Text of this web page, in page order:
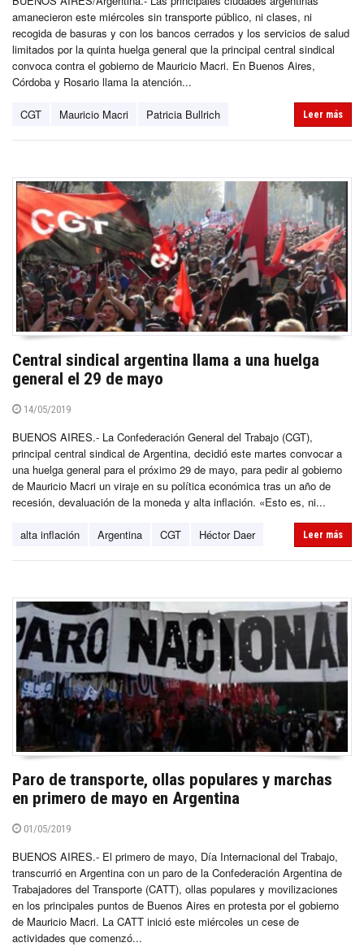
amanecieron este miércoles sin transporte público, ni clases, ni
recogida de basuras y con los bancos cerrados y los servicios de salud
limitados por la quinta huelga general que la principal central sindical
convoca contra el gobierno de Mauricio Macri. En Buenos Aires,
Córdoba y Rosario llama la atención...
CGT Mauricio Macri Patricia Bullrich Leer más
Central sindical argentina llama a una huelga
general el 29 de mayo
14/05/2019
BUENOS AIRES.- La Confederación General del Trabajo (CGT),
principal central sindical de Argentina, decidió este martes convocar a
una huelga general para el próximo 29 de mayo, para pedir al gobierno
de Mauricio Macri un viraje en su política económica tras un año de
recesión, devaluación de la moneda y alta inflación. «Esto es, ni...
alta inflación Argentina CGT Héctor Daer Leer más
Paro de transporte, ollas populares y marchas
en primero de mayo en Argentina
01/05/2019
BUENOS AIRES.- El primero de mayo, Día Internacional del Trabajo,
transcurrió en Argentina con un paro de la Confederación Argentina de
Trabajadores del Transporte (CATT), ollas populares y movilizaciones
en los principales puntos de Buenos Aires en protesta por el gobierno
de Mauricio Macri. La CATT inició este miércoles un cese de
actividades que comenzó...